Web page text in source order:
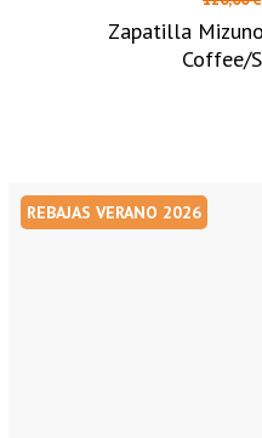
Zapatilla
Coffee/
REBAJAS VERANO 2026